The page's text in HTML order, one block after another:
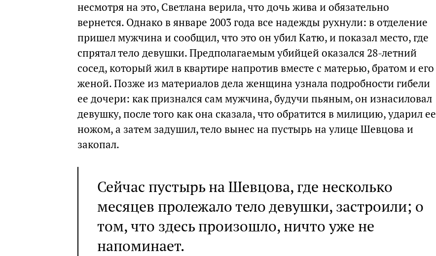
несмотря на это, Светлана верила, что дочь жива и обязательно
вернется. Однако в январе 2003 года все надежды рухнули: в отделение
пришел мужчина и сообщил, что это он убил Катю, и показал место, где
спрятал тело девушки. Предполагаемым убийцей оказался 28-летний
сосед, который жил в квартире напротив вместе с матерью, братом и его
женой. Позже из материалов дела женщина узнала подробности гибели
ее дочери: как признался сам мужчина, будучи пьяным, он изнасиловал
девушку, после того как она сказала, что обратится в милицию, ударил ее
ножом, а затем задушил, тело вынес на пустырь на улице Шевцова и
закопал.
Сейчас пустырь на Шевцова, где несколько
месяцев пролежало тело девушки, застроили; о
том, что здесь произошло, ничто уже не
напоминает.